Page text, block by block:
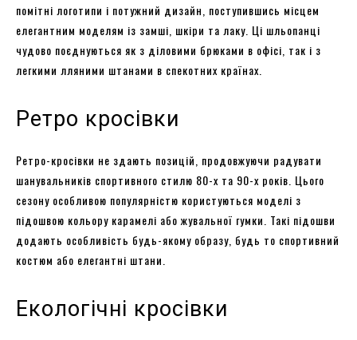
помітні логотипи і потужний дизайн, поступившись місцем
елегантним моделям із замші, шкіри та лаку. Ці шльопанці
чудово поєднуються як з діловими брюками в офісі, так і з
легкими лляними штанами в спекотних країнах.
Ретро кросівки
Ретро-кросівки не здають позицій, продовжуючи радувати
шанувальників спортивного стилю 80-х та 90-х років. Цього
сезону особливою популярністю користуються моделі з
підошвою кольору карамелі або жувальної гумки. Такі підошви
додають особливість будь-якому образу, будь то спортивний
костюм або елегантні штани.
Екологічні кросівки